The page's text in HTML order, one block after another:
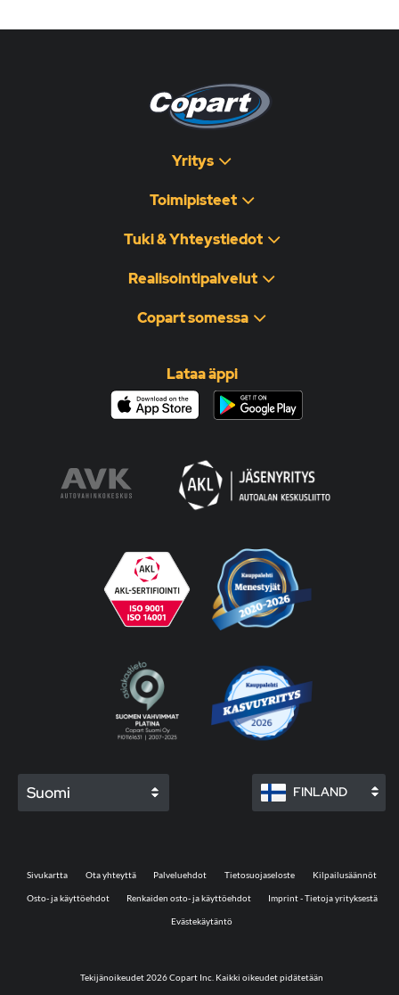
Yritys
Toimipisteet
Tuki & Yhteystiedot
Realisointipalvelut
Copart somessa
Lataa äppi
Suomi FINLAND
Tekijänoikeudet 2026 Copart Inc. Kaikki oikeudet pidätetään
Sivukartta Ota yhteyttä Palveluehdot Tietosuojaseloste Kilpailusäännöt
Osto- ja käyttöehdot Renkaiden osto- ja käyttöehdot Imprint - Tietoja yrityksestä
Evästekäytäntö